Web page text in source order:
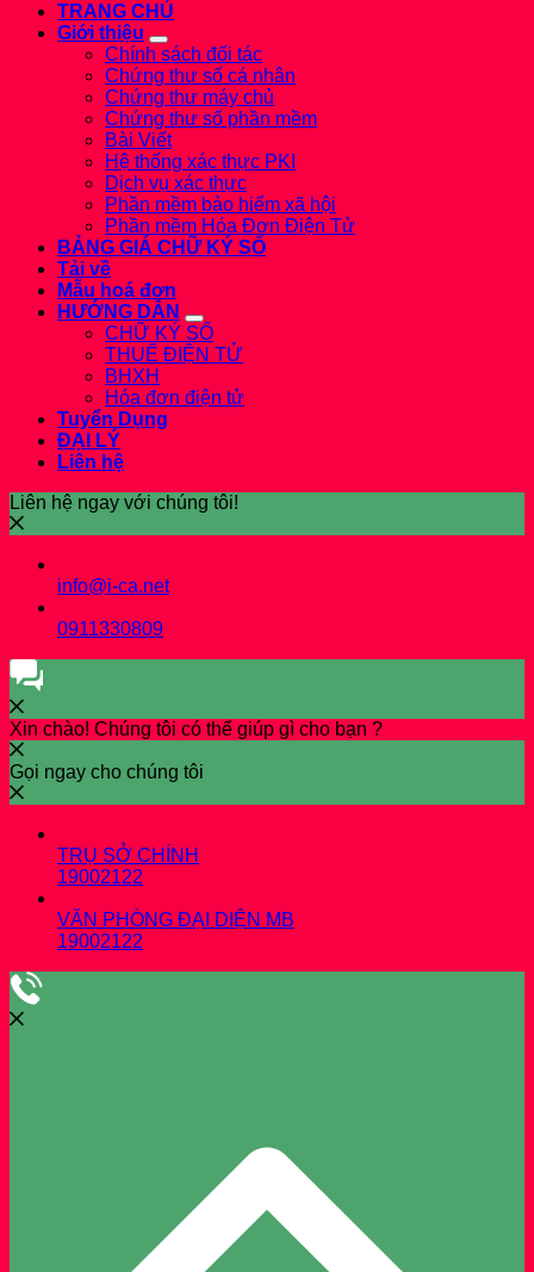
TRANG CHỦ
Giới thiệu
Chính sách đối tác
Chứng thư số cá nhân
Chứng thư máy chủ
Chứng thư số phần mềm
Bài Viết
Hệ thống xác thực PKI
Dịch vụ xác thực
Phần mềm bảo hiểm xã hội
Phần mềm Hóa Đơn Điện Tử
BẢNG GIÁ CHỮ KÝ SỐ
Tải về
Mẫu hoá đơn
HƯỚNG DẪN
CHỮ KÝ SỐ
THUẾ ĐIỆN TỬ
BHXH
Hóa đơn điện tử
Tuyển Dụng
ĐẠI LÝ
Liên hệ
Liên hệ ngay với chúng tôi!
info@i-ca.net
0911330809
Xin chào! Chúng tôi có thể giúp gì cho bạn ?
Gọi ngay cho chúng tôi
TRỤ SỞ CHÍNH
19002122
VĂN PHÒNG ĐẠI DIỆN MB
19002122